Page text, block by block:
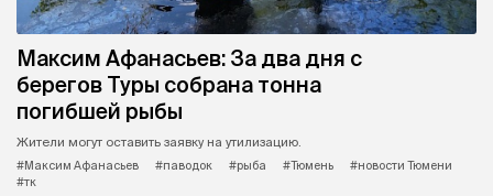
Максим Афанасьев: За два дня с
берегов Туры собрана тонна
погибшей рыбы
Жители могут оставить заявку на утилизацию.
#Максим Афанасьев
#паводок #рыба #Тюмень
#новости Тюмени
#тк